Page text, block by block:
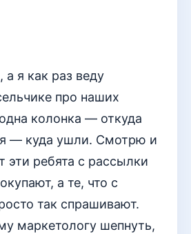
я как раз веду
про наших
колонка — откуда
— куда ушли. Смотрю и
эти ребята с рассылки
а те, что с
так спрашивают.
маркетологу шепнуть,